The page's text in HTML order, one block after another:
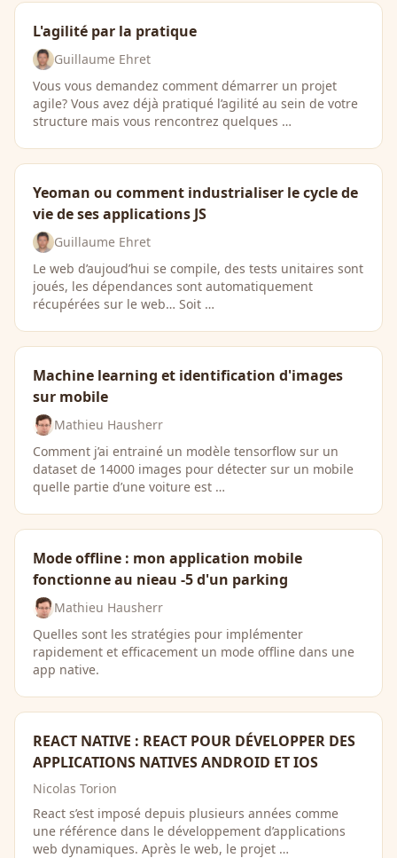
L'agilité par la pratique
Guillaume Ehret
Vous vous demandez comment démarrer un projet
agile? Vous avez déjà pratiqué l’agilité au sein de votre
structure mais vous rencontrez quelques …
Yeoman ou comment industrialiser le cycle de
vie de ses applications JS
Guillaume Ehret
Le web d’aujoud’hui se compile, des tests unitaires sont
joués, les dépendances sont automatiquement
récupérées sur le web… Soit …
Machine learning et identification d'images
sur mobile
Mathieu Hausherr
Comment j’ai entrainé un modèle tensorflow sur un
dataset de 14000 images pour détecter sur un mobile
quelle partie d’une voiture est …
Mode offline : mon application mobile
fonctionne au nieau -5 d'un parking
Mathieu Hausherr
Quelles sont les stratégies pour implémenter
rapidement et efficacement un mode offline dans une
app native.
REACT NATIVE : REACT POUR DÉVELOPPER DES
APPLICATIONS NATIVES ANDROID ET IOS
Nicolas Torion
React s’est imposé depuis plusieurs années comme
une référence dans le développement d’applications
web dynamiques. Après le web, le projet …